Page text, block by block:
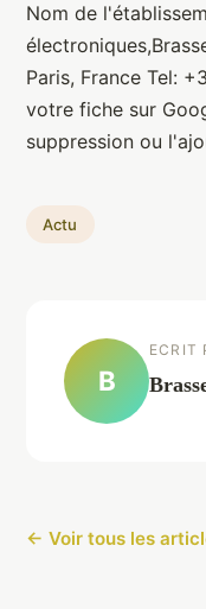
Nom de
Paris, France Tel:
votre fiche sur
suppression ou
Actu
B
ECRIT
← Voir tous les